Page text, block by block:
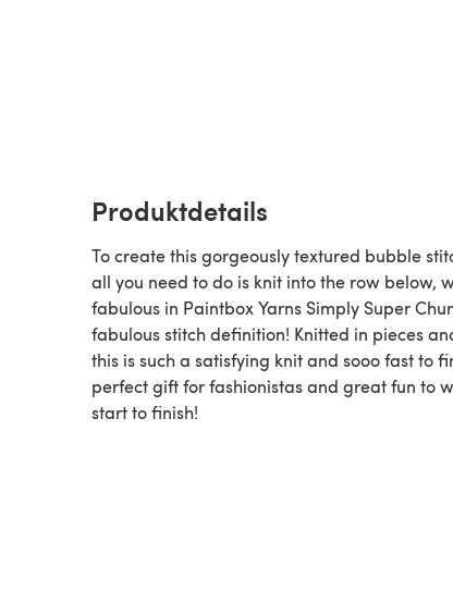
Produktdetails
To create this gorgeously textured bubble
all you need to do is knit into the row below,
fabulous in Paintbox Yarns Simply Super
fabulous stitch definition! Knitted in pieces
this is such a satisfying knit and sooo fast to
perfect gift for fashionistas and great fun to
start to finish!